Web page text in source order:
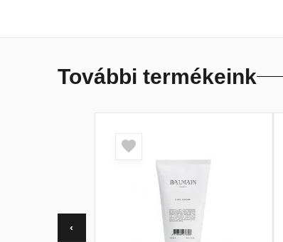
További termékeink
‹